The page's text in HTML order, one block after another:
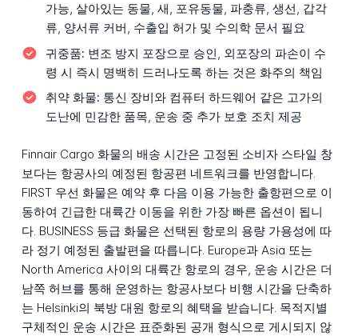
가능, 살아있는 동물, 새, 포유동물, 파충류, 생선, 갑각
류, 양서류 커버, 수출입 허가 및 수의학 문서 필요
귀중품: 변조 방지 포장으로 승인, 외포장의 파손이 수
령 시 즉시 명백히 드러나도록 하는 것은 화주의 책임
취약 화물: 통신 장비와 컴퓨터 하드웨어 같은 고가의
도난에 민감한 품목, 운송 중 추가 보호 조치 제공
Finnair Cargo 화물의 배송 시간은 고정된 소비자 스타일 창
보다는 항공사의 예정된 항공편 네트워크를 반영합니다.
FIRST 우선 화물은 예약 후 다음 이용 가능한 출항편으로 이
동하여 긴급한 대륙간 이동을 위한 가장 빠른 옵션이 됩니
다. BUSINESS 등급 화물은 선택된 항로의 용량 가용성에 따
라 정기 예정된 출발편을 따릅니다. Europe과 Asia 또는
North America 사이의 대륙간 항로의 경우, 운송 시간은 더
남쪽 허브를 통해 운영하는 항공사보다 비행 시간을 단축하
는 Helsinki의 북방 대원 항로의 혜택을 받습니다. 목적지별
구체적인 운송 시간은 표준화된 공개 형식으로 게시되지 않